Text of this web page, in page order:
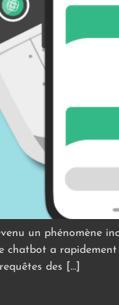
un phénomène
a
des […]